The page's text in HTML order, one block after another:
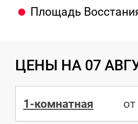
Площадь
ЦЕНЫ НА 07
1-комнатная